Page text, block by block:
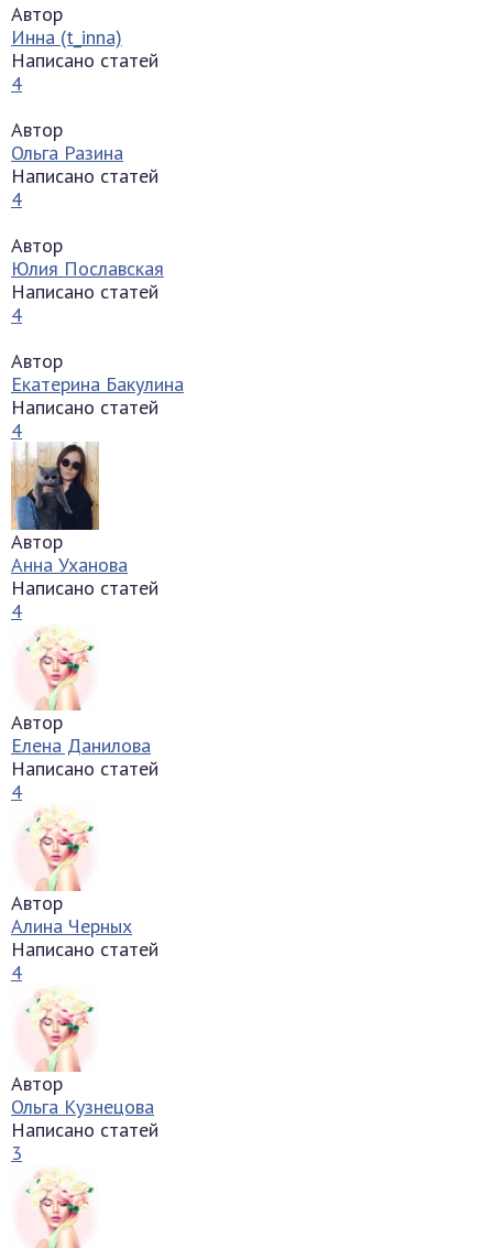
Автор
Инна (t_inna)
Написано статей
4
Автор
Ольга Разина
Написано статей
4
Автор
Юлия Пославская
Написано статей
4
Автор
Екатерина Бакулина
Написано статей
4
Автор
Анна Уханова
Написано статей
4
Автор
Елена Данилова
Написано статей
4
Автор
Алина Черных
Написано статей
4
Автор
Ольга Кузнецова
Написано статей
3